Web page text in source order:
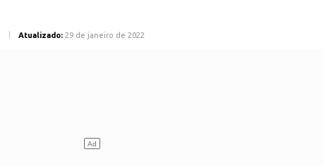
Atualizado: 29 de janeiro de 2022